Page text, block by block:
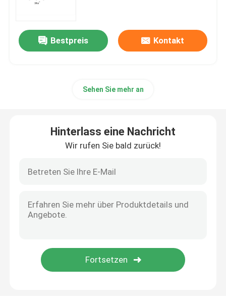
Oligo-Synthese-Reagenzien
Liefersystem
Bestpreis Kontakt
Sehen Sie mehr an
Hinterlass eine Nachricht
Wir rufen Sie bald zurück!